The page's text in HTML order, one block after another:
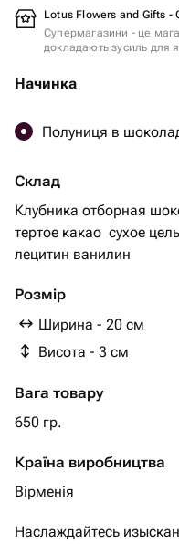
Lotus Flowers and Gifts -
Супермагазини - це
докладають зусиль для
Начинка
Полуниця в
Склад
Клубника отборная шоколад Callebaut Какао масло
тертое какао ￼ сухое
лецитин ванилин ￼￼￼
Розмір
Ширина - 20 см
Висота - 3 см
Вага товару
650 гр.
Країна виробництва
Вірменія
Наслаждайтесь